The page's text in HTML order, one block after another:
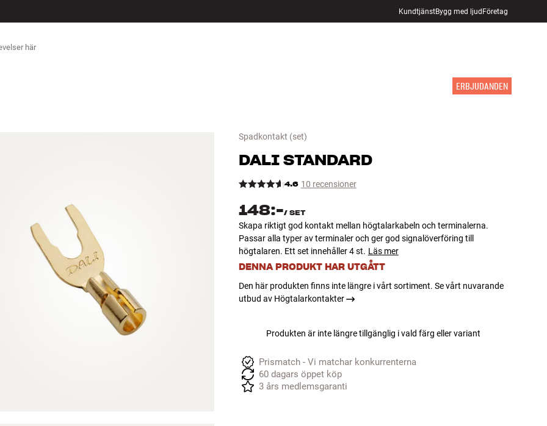
KundtjänstBygg med ljudFöretag
ERBJUDANDEN
Spadkontakt (set)
DALI STANDARD
4.6 10 recensioner
148:-/ SET
Skapa riktigt god kontakt mellan högtalarkabeln och terminalerna.
Passar alla typer av terminaler och ger god signalöverföring till
högtalaren. Ett set innehåller 4 st. Läs mer
DENNA PRODUKT HAR UTGÅTT
Den här produkten finns inte längre i vårt sortiment. Se vårt nuvarande
utbud av Högtalarkontakter
Produkten är inte längre tillgänglig i vald färg eller variant
Prismatch - Vi matchar konkurrenterna
60 dagars öppet köp
3 års medlemsgaranti